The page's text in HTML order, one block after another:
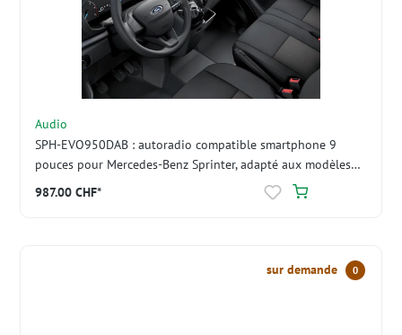
Audio
SPH-EVO950DAB : autoradio compatible smartphone 9
pouces pour Mercedes-Benz Sprinter, adapté aux modèles
W906 (06-17) et W907/910 à partir de 2018
987.00 CHF*
sur demande 0